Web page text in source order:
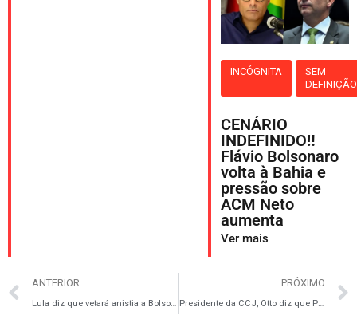
INCÓGNITA
SEM
DEFINIÇÃO
CENÁRIO
INDEFINIDO‼️
Flávio Bolsonaro
volta à Bahia e
pressão sobre
ACM Neto
aumenta
Ver mais
ANTERIOR
Lula diz que vetará anistia a Bolsonaro se Congresso aprovar projeto
PRÓXIMO
Presidente da CCJ, Otto diz que PEC da Blindagem não passará no Senado